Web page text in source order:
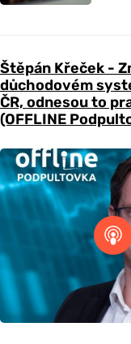
Štěpán Křeček -
důchodovém
ČR, odnesou to
(OFFLINE